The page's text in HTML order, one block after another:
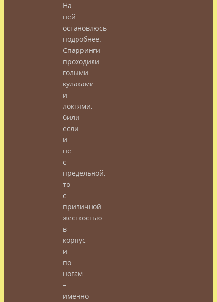
На
ней
остановлюсь
подробнее.
Спарринги
проходили
голыми
кулаками
и
локтями,
били
если
и
не
с
предельной,
то
с
приличной
жесткостью
в
корпус
и
по
ногам
–
именно